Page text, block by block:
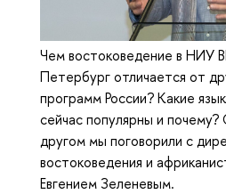
Чем востоковедение в
Петербург отличается от
программ России? Какие
сейчас популярны и
другом мы поговорили с
востоковедения и
Евгением Зеленевым.